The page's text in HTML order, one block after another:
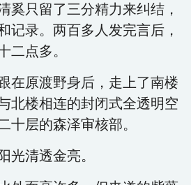
奚只留了三分精力来纠结，
记录。两百多人发完言后，
二点多。
在原渡野身后，走上了南楼
北楼相连的封闭式全透明空
十层的森泽审核部。
光清透金亮。